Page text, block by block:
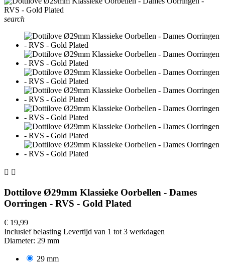
search
 
Dottilove Ø29mm Klassieke Oorbellen - Dames
Oorringen - RVS - Gold Plated
€ 19,99
Inclusief belasting Levertijd van 1 tot 3 werkdagen
Diameter: 29 mm
29 mm